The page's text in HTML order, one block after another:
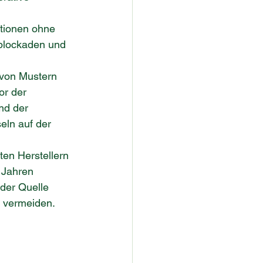
ohne
und
Mustern
der
der
auf der
Herstellern
Quelle